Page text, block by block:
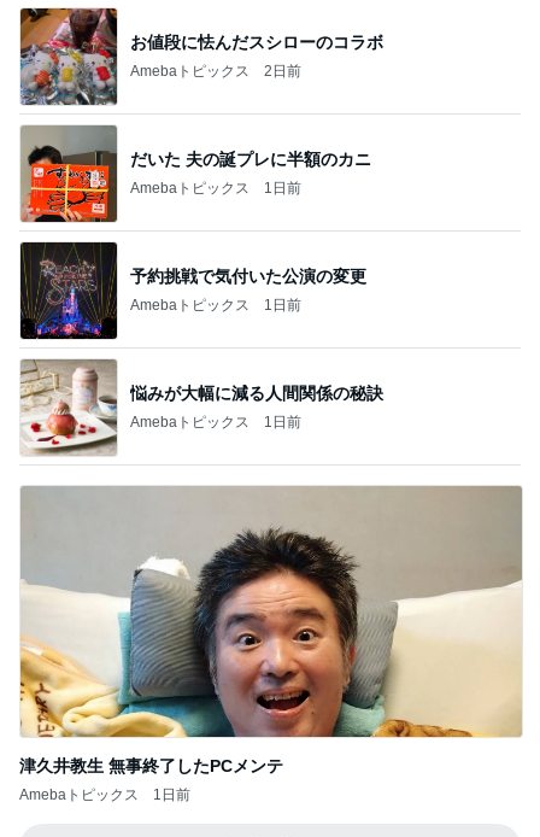
お値段に怯んだスシローのコラボ
Amebaトピックス 2日前
だいた 夫の誕プレに半額のカニ
Amebaトピックス 1日前
予約挑戦で気付いた公演の変更
Amebaトピックス 1日前
悩みが大幅に減る人間関係の秘訣
Amebaトピックス 1日前
津久井教生 無事終了したPCメンテ
Amebaトピックス 1日前